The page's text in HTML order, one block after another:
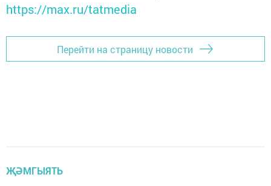
https://max.ru/tatmedia
Перейти на страницу новости
ҖӘМГЫЯТЬ